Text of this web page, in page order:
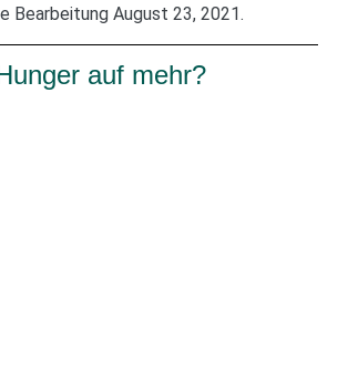
Bearbeitung August 23, 2021.
auf mehr?